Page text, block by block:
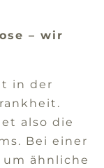
– wir
in der
also die
Bei einer
ähnliche